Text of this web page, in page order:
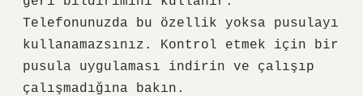
Telefonunuzda bu özellik yoksa pusulayı
kullanamazsınız. Kontrol etmek için bir
pusula uygulaması indirin ve çalışıp
çalışmadığına bakın.